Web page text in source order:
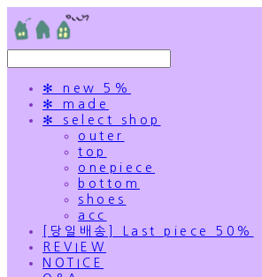
✻ new 5%
✻ made
✻ select shop
outer
top
onepiece
bottom
shoes
acc
[당일배송] Last piece 50%
REVIEW
NOTICE